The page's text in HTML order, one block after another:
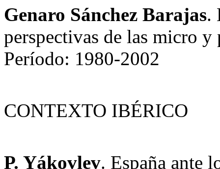
Genaro Sánchez Barajas.
perspectivas de las micro y
Período: 1980-2002
CONTEXTO IBÉRICO
P. Yákovlev. España ante